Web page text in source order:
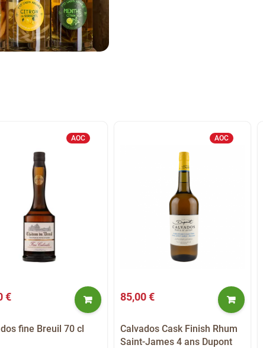
AOC
€
fine Breuil 70 cl
AOC
85,00 €
Calvados Cask Finish Rhum
Saint-James 4 ans Dupont